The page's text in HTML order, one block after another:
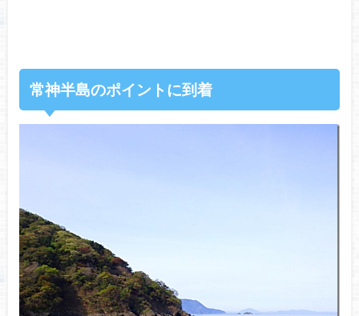
常神半島のポイントに到着